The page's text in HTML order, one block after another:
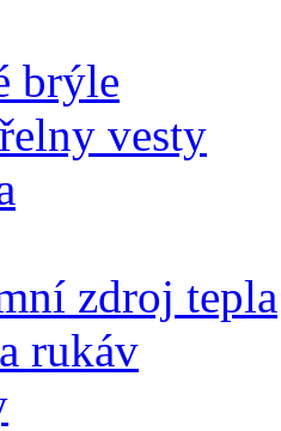
brýle
vesty
zdroj tepla
rukáv